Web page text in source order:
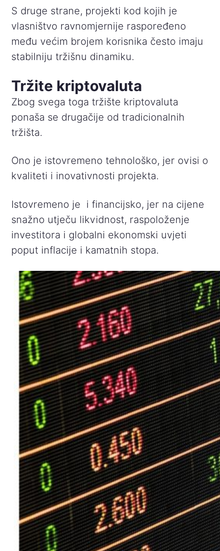
S druge strane, projekti kod kojih je
vlasništvo ravnomjernije raspoređeno
među većim brojem korisnika često imaju
stabilniju tržišnu dinamiku.
Tržite kriptovaluta
Zbog svega toga tržište kriptovaluta
ponaša se drugačije od tradicionalnih
tržišta.
Ono je istovremeno tehnološko, jer ovisi o
kvaliteti i inovativnosti projekta.
Istovremeno je i financijsko, jer na cijene
snažno utječu likvidnost, raspoloženje
investitora i globalni ekonomski uvjeti
poput inflacije i kamatnih stopa.